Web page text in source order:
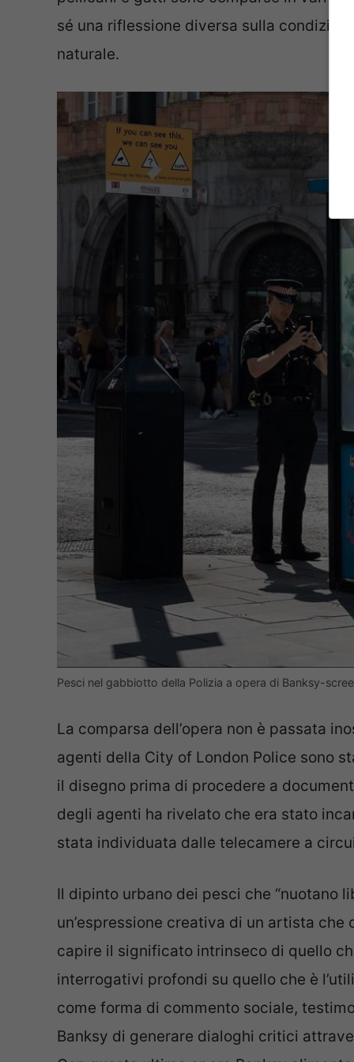
sé una riflessione diversa sulla
naturale.
Pesci nel gabbiotto della Polizia a opera di Banksy-
La comparsa dell’opera non è passata
agenti della City of London Police sono
il disegno prima di procedere a
degli agenti ha rivelato che era stato
stata individuata dalle telecamere a
Il dipinto urbano dei pesci che “nuotano
un’espressione creativa di un artista che
capire il significato intrinseco di quello
interrogativi profondi su quello che è
come forma di commento sociale,
Banksy di generare dialoghi critici